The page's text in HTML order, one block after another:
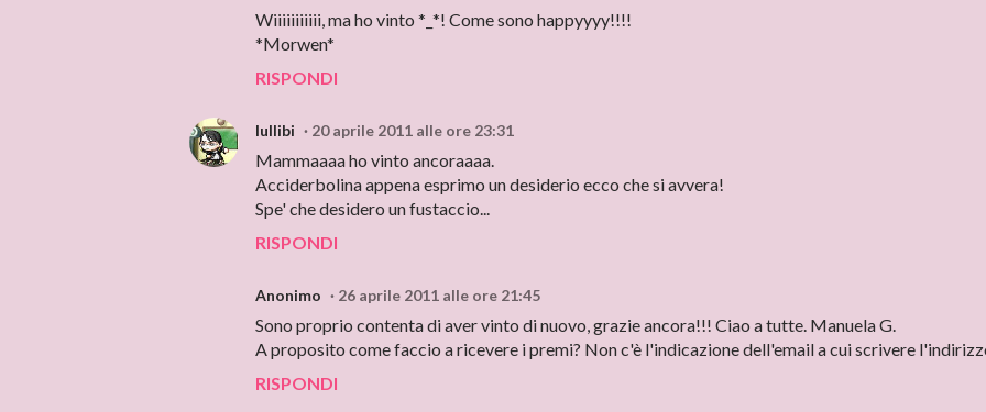
Wiiiiiiiiiii, ma ho vinto *_*! Come sono happyyyy!!!!
*Morwen*
RISPONDI
lullibi 20 aprile 2011 alle ore 23:31
Mammaaaa ho vinto ancoraaaa.
Acciderbolina appena esprimo un desiderio ecco che si avvera!
Spe' che desidero un fustaccio...
RISPONDI
Anonimo 26 aprile 2011 alle ore 21:45
Sono proprio contenta di aver vinto di nuovo, grazie ancora!!! Ciao a tutte. Manuela G.
A proposito come faccio a ricevere i premi? Non c'è l'indicazione dell'email a cui scrivere
RISPONDI